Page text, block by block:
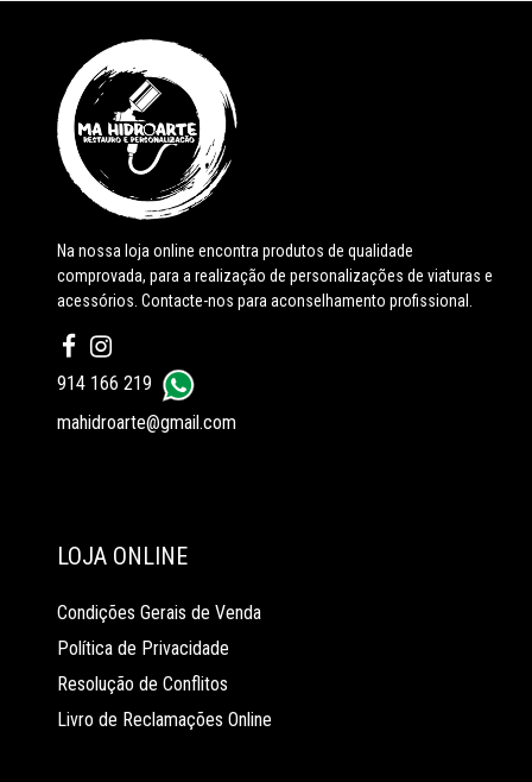
Na nossa loja online encontra produtos de qualidade
comprovada, para a realização de personalizações de viaturas e
acessórios. Contacte-nos para aconselhamento profissional.
914 166 219
mahidroarte@gmail.com
LOJA ONLINE
Condições Gerais de Venda
Política de Privacidade
Resolução de Conflitos
Livro de Reclamações Online